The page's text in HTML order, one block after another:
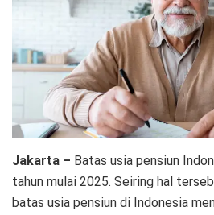
Jakarta – Batas usia pensiun
tahun mulai 2025. Seiring hal
batas usia pensiun di Indonesia